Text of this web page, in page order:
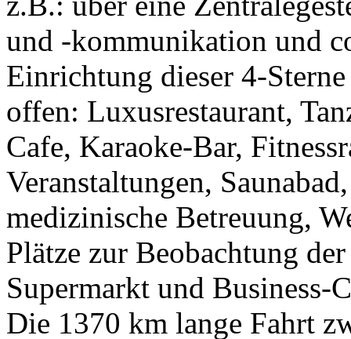
und -kommunikation und
Einrichtung dieser 4-
offen: Luxusrestaurant,
Cafe, Karaoke-Bar,
Veranstaltungen,
medizinische Betreuung,
Plätze zur Beobachtung
Supermarkt und Business-
Die 1370 km lange Fahrt